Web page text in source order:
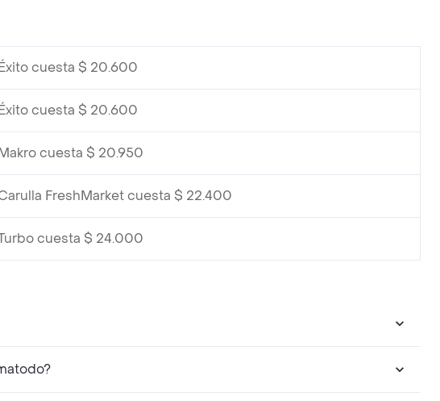
cuesta $ 20.600
cuesta $ 20.600
cuesta $ 20.950
FreshMarket cuesta $ 22.400
cuesta $ 24.000